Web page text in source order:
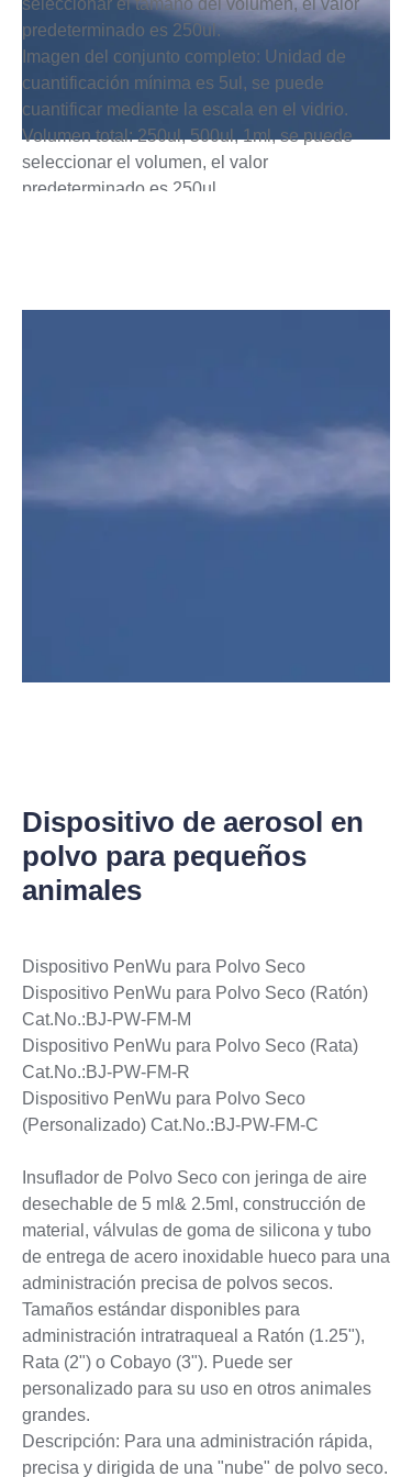
predeterminado es 250ul.
Imagen del conjunto completo: Unidad de
cuantificación mínima es 5ul, se puede
cuantificar mediante la escala en el vidrio.
Volumen total: 250ul, 500ul, 1ml, se puede
seleccionar el volumen, el valor
predeterminado es 250ul.
Columna de Cuantificación: Dos
especificaciones en 25ul y 50ul, otro método
4. Parte principal del cuerpo de la inyección:
Dispositivo de aerosol en
polvo para pequeños
animales
Dispositivo PenWu para Polvo Seco
Dispositivo PenWu para Polvo Seco (Ratón)
Cat.No.:BJ-PW-FM-M
Dispositivo PenWu para Polvo Seco (Rata)
Cat.No.:BJ-PW-FM-R
Dispositivo PenWu para Polvo Seco
(Personalizado) Cat.No.:BJ-PW-FM-C
Insuflador de Polvo Seco con jeringa de aire
desechable de 5 ml& 2.5ml, construcción de
material, válvulas de goma de silicona y tubo
de entrega de acero inoxidable hueco para una
administración precisa de polvos secos.
Tamaños estándar disponibles para
administración intratraqueal a Ratón (1.25"),
Rata (2") o Cobayo (3"). Puede ser
personalizado para su uso en otros animales
grandes.
Descripción: Para una administración rápida,
precisa y dirigida de una "nube" de polvo seco.